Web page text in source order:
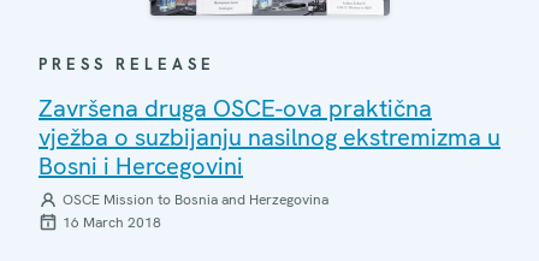
PRESS RELEASE
Završena druga OSCE-ova praktična
vježba o suzbijanju nasilnog ekstremizma u
Bosni i Hercegovini
OSCE Mission to Bosnia and Herzegovina
16 March 2018